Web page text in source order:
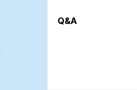
Q&A